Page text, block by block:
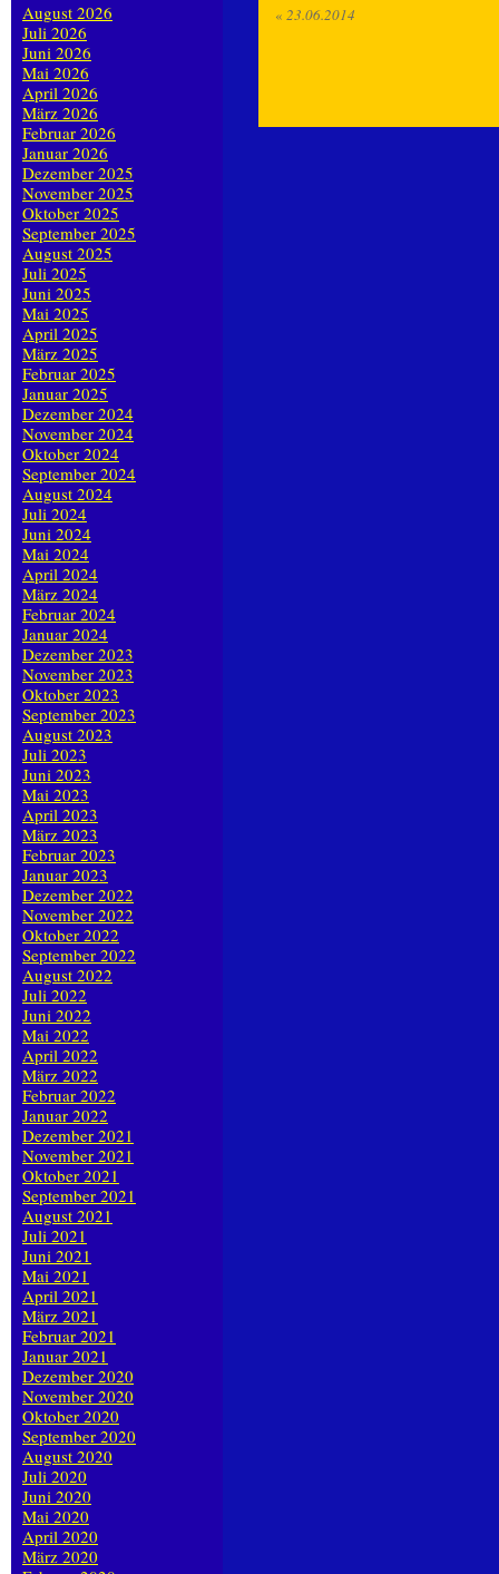
« 23.06.2014
August 2026
Juli 2026
Juni 2026
Mai 2026
April 2026
März 2026
Februar 2026
Januar 2026
Dezember 2025
November 2025
Oktober 2025
September 2025
August 2025
Juli 2025
Juni 2025
Mai 2025
April 2025
März 2025
Februar 2025
Januar 2025
Dezember 2024
November 2024
Oktober 2024
September 2024
August 2024
Juli 2024
Juni 2024
Mai 2024
April 2024
März 2024
Februar 2024
Januar 2024
Dezember 2023
November 2023
Oktober 2023
September 2023
August 2023
Juli 2023
Juni 2023
Mai 2023
April 2023
März 2023
Februar 2023
Januar 2023
Dezember 2022
November 2022
Oktober 2022
September 2022
August 2022
Juli 2022
Juni 2022
Mai 2022
April 2022
März 2022
Februar 2022
Januar 2022
Dezember 2021
November 2021
Oktober 2021
September 2021
August 2021
Juli 2021
Juni 2021
Mai 2021
April 2021
März 2021
Februar 2021
Januar 2021
Dezember 2020
November 2020
Oktober 2020
September 2020
August 2020
Juli 2020
Juni 2020
Mai 2020
April 2020
März 2020